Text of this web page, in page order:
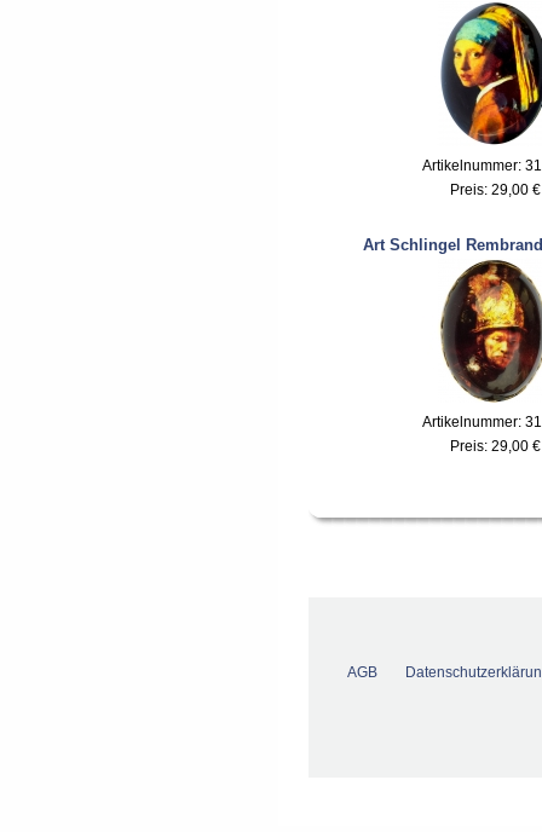
Artikelnummer:
Preis: 29,00 €
Art Schlingel
Artikelnummer:
Preis: 29,00 €
AGB